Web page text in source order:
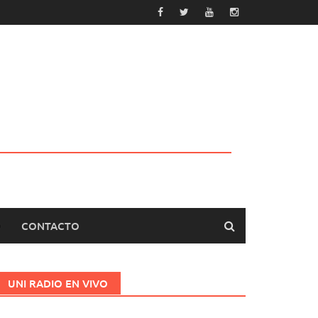
CONTACTO
UNI RADIO EN VIVO